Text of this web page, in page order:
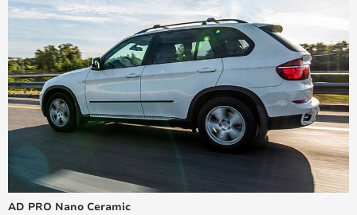
AD PRO Nano Ceramic